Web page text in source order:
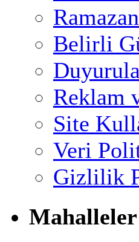
Belirli
Reklam
Site
Veri
Gizlilik
Mahalleler